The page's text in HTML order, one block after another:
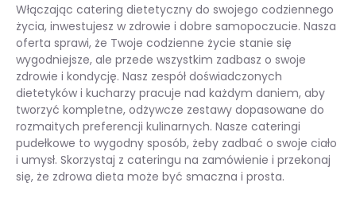
Włączając catering dietetyczny do swojego codziennego
życia, inwestujesz w zdrowie i dobre samopoczucie. Nasza
oferta sprawi, że Twoje codzienne życie stanie się
wygodniejsze, ale przede wszystkim zadbasz o swoje
zdrowie i kondycję. Nasz zespół doświadczonych
dietetyków i kucharzy pracuje nad każdym daniem, aby
tworzyć kompletne, odżywcze zestawy dopasowane do
rozmaitych preferencji kulinarnych. Nasze cateringi
pudełkowe to wygodny sposób, żeby zadbać o swoje ciało
i umysł. Skorzystaj z cateringu na zamówienie i przekonaj
się, że zdrowa dieta może być smaczna i prosta.